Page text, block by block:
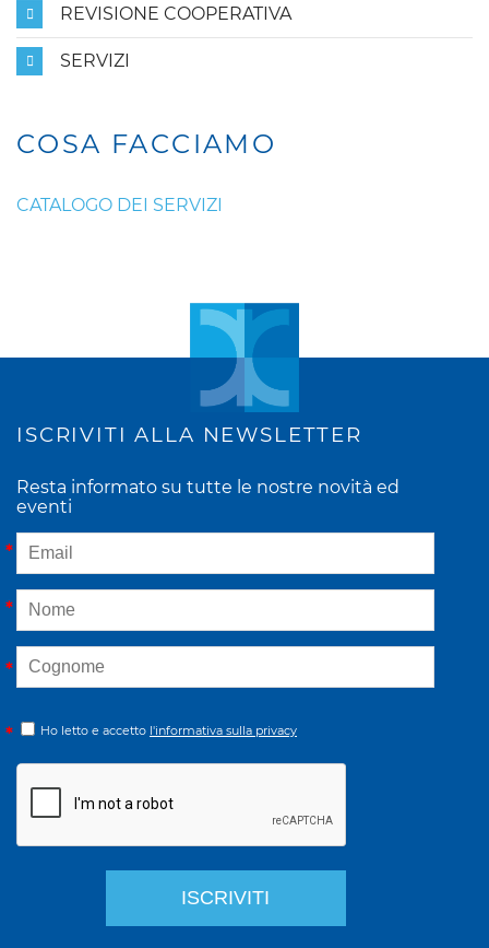
REVISIONE COOPERATIVA
SERVIZI
COSA FACCIAMO
CATALOGO DEI SERVIZI
ISCRIVITI ALLA NEWSLETTER
Resta informato su tutte le nostre novità ed
eventi
Ho letto e accetto l'informativa sulla privacy